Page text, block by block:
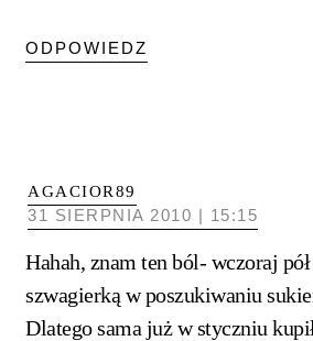
ODPOWIEDZ
AGACIOR89
31 SIERPNIA 2010 | 15:15
Hahah, znam ten ból- wczoraj
szwagierką w poszukiwaniu
Dlatego sama już w styczniu